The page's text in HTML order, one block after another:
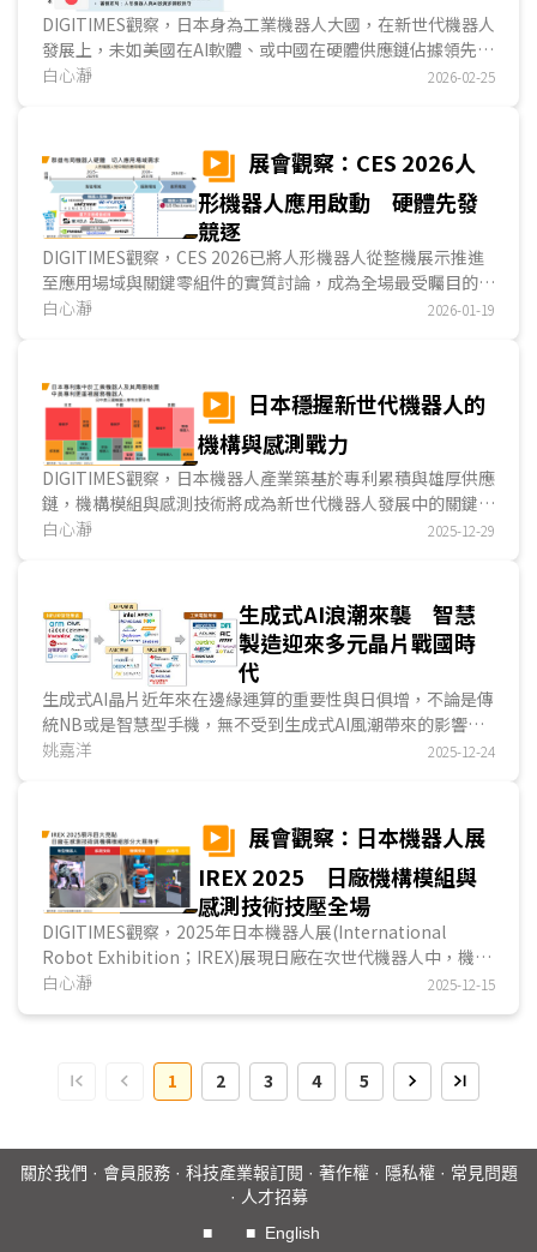
DIGITIMES觀察，日本身為工業機器人大國，在新世代機器人
發展上，未如美國在AI軟體、或中國在硬體供應鏈佔據領先態
勢。指標業者如川崎重工、軟銀集團與Panasonic正藉由對外
白心瀞 2026-02-25
展會觀察：CES 2026人
形機器人應用啟動 硬體先發
競逐
DIGITIMES觀察，CES 2026已將人形機器人從整機展示推進
至應用場域與關鍵零組件的實質討論，成為全場最受矚目的焦
點。大量足式與輪式人形機器人將進入製造與家用場域，AI推
局的策略，先行推進硬體規格完善與量產計畫，以待軟體發展
跟上...
白心瀞 2026-01-19
日本穩握新世代機器人的
機構與感測戰力
DIGITIMES觀察，日本機器人產業築基於專利累積與雄厚供應
鏈，機構模組與感測技術將成為新世代機器人發展中的關鍵強
項。日本為全球第一工業機器人大國，儘管在人形機器人整機
實現感測器的小型化與低功耗...
白心瀞 2025-12-29
生成式AI浪潮來襲 智慧
製造迎來多元晶片戰國時
代
生成式AI晶片近年來在邊緣運算的重要性與日俱增，不論是傳
統NB或是智慧型手機，無不受到生成式AI風潮帶來的影響，
而這波風潮也吹向了智慧製造。DIGITIMES觀察，NP...
姚嘉洋 2025-12-24
展會觀察：日本機器人展
IREX 2025 日廠機構模組與
感測技術技壓全場
DIGITIMES觀察，2025年日本機器人展(International
Robot Exhibition；IREX)展現日廠在次世代機器人中，機構
模組與感測技術的傑出能力。日廠在人形機器人整機與AI應用
晶片或機構設計的方式取代感測器，而能縮減體積...
白心瀞 2025-12-15
1 2 3 4 5
關於我們 · 會員服務· 科技產業報訂閱 · 著作權· 隱私權· 常見問題
· 人才招募
■
■ English